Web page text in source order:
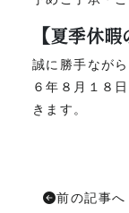
【夏季休
誠に勝手なが
６年８月１８
きます。
前の記事へ